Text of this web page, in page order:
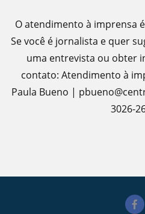
O atendimento à imprensa
Se você é jornalista e quer
uma entrevista ou obter
contato: Atendimento à
Paula Bueno |
3026-